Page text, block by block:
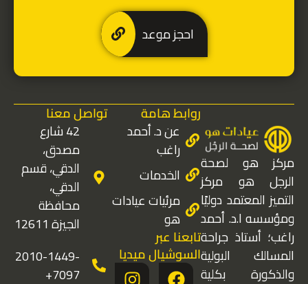
احجز موعد
مركز هو لصحة
الرجل هو مركز
التميز المعتمد دوليًا
ومؤسسه ا.د. أحمد
راغب؛ أستاذ جراحة
المسالك البولية
والذكورة بكلية
روابط هامة
عن د. أحمد
راغب
الخدمات
مرئيات عيادات
هو
تابعنا عبر
السوشيال ميديا
F
I Y
تواصل معنا
42 شارع
مصدق،
الدقي، قسم
الدقي،
محافظة
الجيزة 12611
2010-1449-
7097+